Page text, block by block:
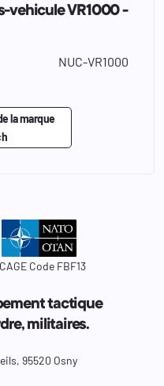
vehicule VR1000 -
NUC-VR1000
la marque
Code FBF13
tactique
militaires.
95520 Osny